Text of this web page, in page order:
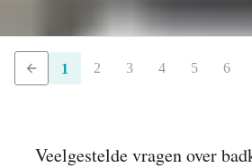
1 2 3 4 5 6
Veelgestelde vragen over